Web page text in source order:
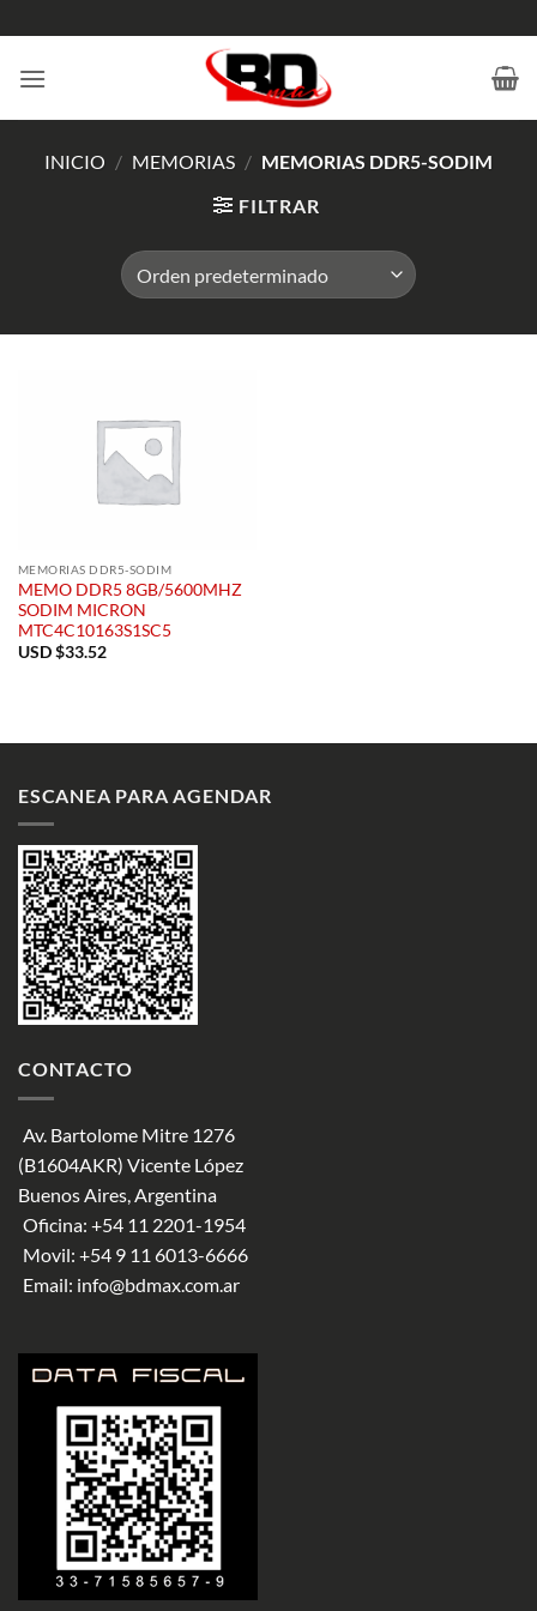
al
contenido
INICIO / MEMORIAS / MEMORIAS DDR5-SODIM
FILTRAR
MEMORIAS DDR5-SODIM
MEMO DDR5 8GB/5600MHZ
SODIM MICRON
MTC4C10163S1SC5
USD $33.52
ESCANEA PARA AGENDAR
CONTACTO
Av. Bartolome Mitre 1276
(B1604AKR) Vicente López
Buenos Aires, Argentina
Oficina: +54 11 2201-1954
Movil: +54 9 11 6013-6666
Email: info@bdmax.com.ar